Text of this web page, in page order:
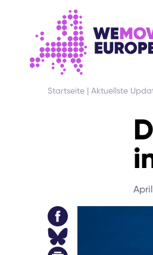
GEHEN SIE ZUM HAUPTINHALT
ZUR FUSSZEILENNAVIGATION
Startseite | Aktuellste